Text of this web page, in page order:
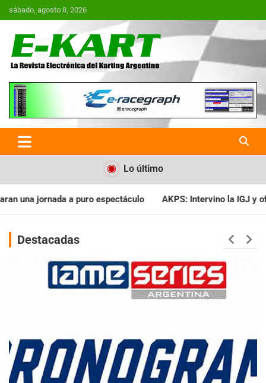
Saltar
al
sábado, agosto 8, 2026
E-Kart.com.ar | La Revista
Electrónica del Karting en
Argentina
Lo último
AKPS: Intervino la IGJ y oficializó el llamado a Asamblea
Destacadas